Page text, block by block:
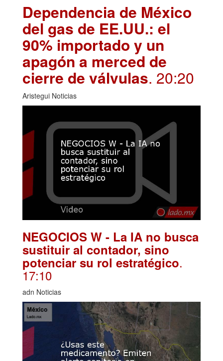
Dependencia de México
del gas de EE.UU.: el
90% importado y un
apagón a merced de
cierre de válvulas. 20:20
Aristegui Noticias
NEGOCIOS W - La IA no busca
sustituir al contador, sino
potenciar su rol estratégico.
17:10
adn Noticias